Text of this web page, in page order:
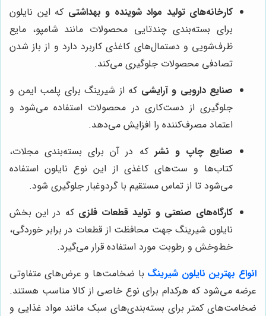
کارخانه‌های تولید مواد شوینده و بهداشتی که این نایلون
برای بسته‌بندی چندتایی محصولات مانند شامپو، مایع
ظرف‌شویی و دستمال‌های کاغذی کاربرد دارد و از باز شدن
تصادفی محصولات جلوگیری می‌کند.
صنایع دارویی و آرایشی که از شیرینگ برای پلمب ایمن و
جلوگیری از دست‌کاری در محصولات استفاده می‌شود و
اعتماد مصرف‌کننده را افزایش می‌دهد.
صنایع چاپ و نشر که در آن برای بسته‌بندی مجلات،
کتاب‌ها و ست‌های کاغذی از این نوع نایلون استفاده
می‌شود تا از تماس مستقیم با گردوغبار جلوگیری شود.
کارگاه‌های صنعتی و تولید قطعات فلزی که در این بخش
نایلون شیرینگ جهت محافظت از قطعات در برابر خوردگی،
خط‌وخش و رطوبت مورد استفاده قرار می‌گیرد.
انواع بهترین نایلون شیرینگ با ضخامت‌ها و عرض‌های متفاوتی
عرضه می‌شود که هرکدام برای نوع خاصی از کالا مناسب هستند.
ضخامت‌های کمتر برای بسته‌بندی‌های سبک مانند مواد غذایی و